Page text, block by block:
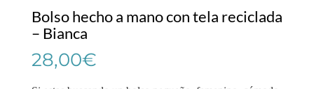
Bolso hecho a mano con tela reciclada
– Bianca
28,00€